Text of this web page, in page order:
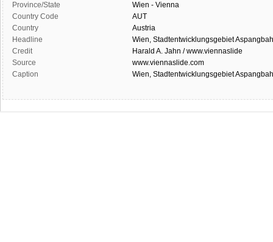
Province/State
Wien - Vienna
Country Code
AUT
Country
Austria
Headline
Wien, Stadtentwicklungsgebiet
Credit
Harald A. Jahn / www.viennaslide
Source
www.viennaslide.com
Caption
Wien, Stadtentwicklungsgebiet